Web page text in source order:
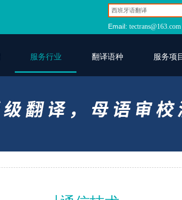
Email: tectrans@163.com
服务行业 翻译语种 服务项